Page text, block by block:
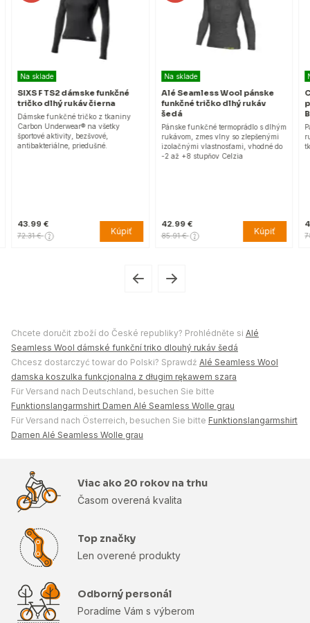
Na sklade
SIXS F TS2 dámske funkčné
tričko dlhý rukáv čierna
Dámske funkčné tričko z tkaniny
Carbon Underwear® na všetky
športové aktivity, bezšvové,
antibakteriálne, priedušné.
43.99 €
72.31 € Kúpiť
Na sklade
Alé Seamless Wool pánske
funkčné tričko dlhý rukáv
šedá
Pánske funkčné termoprádlo s dlhým
rukávom, zmes vlny so zlepšenými
izolačnými vlastnosťami, vhodné do
-2 až +8 stupňov Celzia
42.99 €
85.91 € Kúpiť
Chcete doručit zboží do České republiky? Prohlédněte si Alé
Seamless Wool dámské funkční triko dlouhý rukáv šedá
Chcesz dostarczyć towar do Polski? Sprawdź Alé Seamless Wool
damska koszulka funkcjonalna z długim rękawem szara
Für Versand nach Deutschland, besuchen Sie bitte
Funktionslangarmshirt Damen Alé Seamless Wolle grau
Für Versand nach Österreich, besuchen Sie bitte Funktionslangarmshirt
Damen Alé Seamless Wolle grau
Viac ako 20 rokov na trhu
Časom overená kvalita
Top značky
Len overené produkty
Odborný personál
Poradíme Vám s výberom